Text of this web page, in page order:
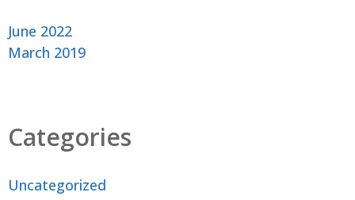
June 2022
March 2019
Categories
Uncategorized